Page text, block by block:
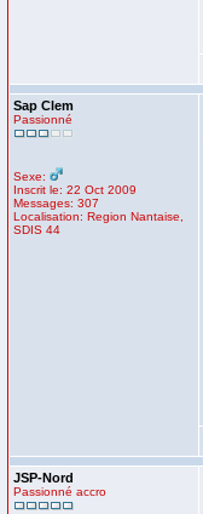
Sap Clem
Passionné
Sexe:
Inscrit le: 22 Oct 2009
Messages: 307
Localisation: Region Nantaise,
SDIS 44
JSP-Nord
Passionné accro